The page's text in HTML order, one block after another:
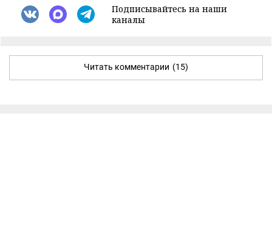
Подписывайтесь на наши
каналы
Читать комментарии (15)